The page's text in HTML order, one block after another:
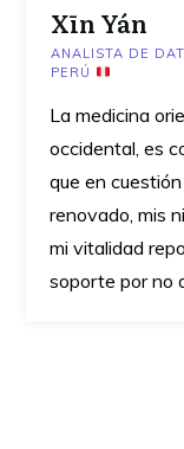
Xīn Yán
ANALISTA DE
PERÚ
La medicina
occidental, es
que en
renovado, mis
mi vitalidad
soporte por no